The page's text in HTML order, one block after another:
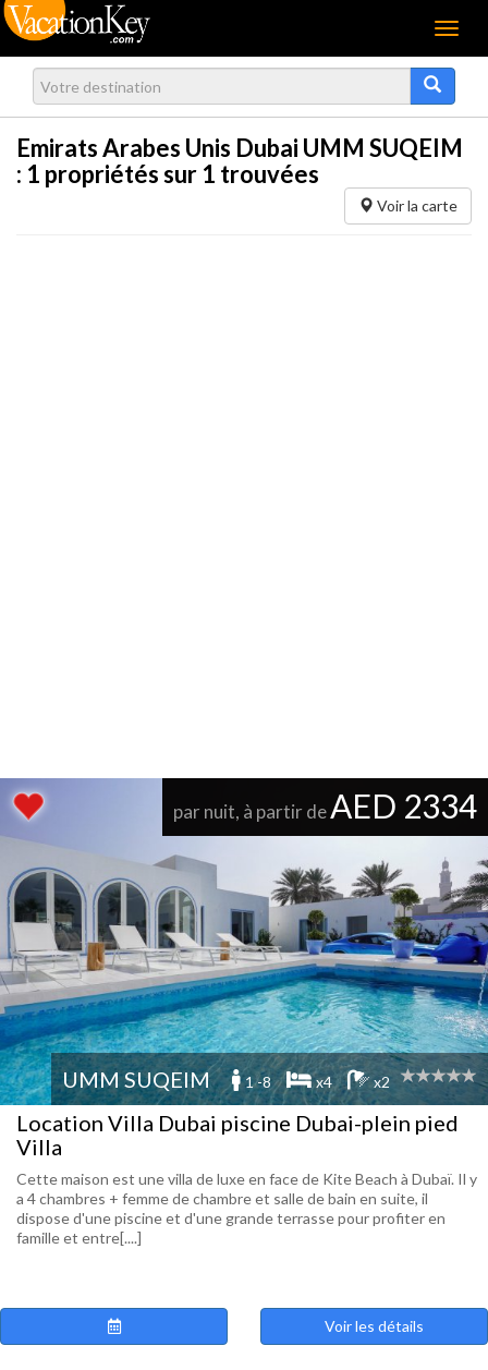
Menu
Emirats Arabes Unis Dubai UMM SUQEIM
: 1 propriétés sur 1 trouvées
Voir la carte
par nuit, à partir deAED 2334
UMM SUQEIM 1 -8 x4 x2
Location Villa Dubai piscine Dubai-plein pied
Villa
Cette maison est une villa de luxe en face de Kite Beach à Dubaï. Il y
a 4 chambres + femme de chambre et salle de bain en suite, il
dispose d'une piscine et d'une grande terrasse pour profiter en
famille et entre[....]
Voir les détails